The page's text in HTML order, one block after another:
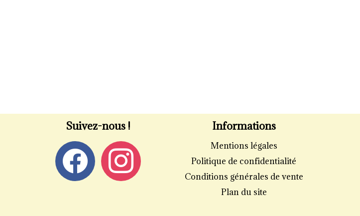
Suivez-nous ! Informations
Mentions légales
Politique de confidentialité
Conditions générales de vente
Plan du site